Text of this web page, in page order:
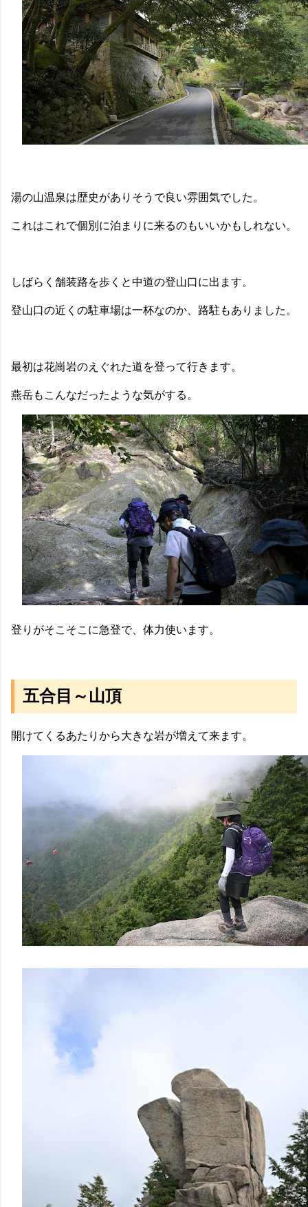
湯の山温泉は歴史がありそうで良い雰囲気でした。
これはこれで個別に泊まりに来るのもいいかもしれない。
しばらく舗装路を歩くと中道の登山口に出ます。
登山口の近くの駐車場は一杯なのか、路駐もありました。
最初は花崗岩のえぐれた道を登って行きます。
燕岳もこんなだったような気がする。
登りがそこそこに急登で、体力使います。
五合目～山頂
開けてくるあたりから大きな岩が増えて来ます。